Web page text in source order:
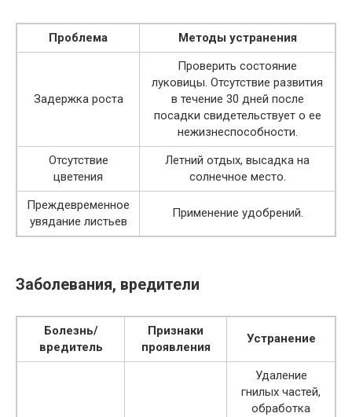
Проблема Методы устранения
Задержка роста
Проверить состояние
луковицы. Отсутствие развития
в течение 30 дней после
посадки свидетельствует о ее
нежизнеспособности.
Отсутствие
цветения
Летний отдых, высадка на
солнечное место.
Преждевременное
увядание листьев
Применение удобрений.
Заболевания, вредители
Болезнь/
вредитель
Признаки
проявления
Устранение
Удаление
гнилых частей,
обработка